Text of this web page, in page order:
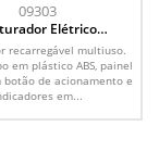
09303
Elétrico
Recarregável
recarregável multiuso.
em plástico ABS, painel
botão de acionamento e
em...